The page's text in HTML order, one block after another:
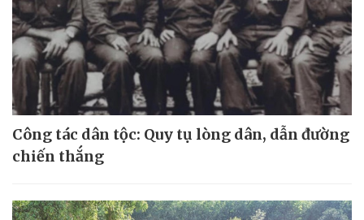
Công tác dân tộc: Quy tụ lòng dân, dẫn đường
chiến thắng